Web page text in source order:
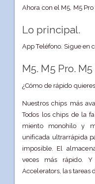
Ahora con el M5, M5 Pro
Lo principal.
App Teléfono. Sigue en
M5. M5 Pro.
¿Cómo de rápido
Nuestros chips más
Todos los chips de la
miento monohilo y
unificada ultrarrápida
imposible. El
veces más rápido.
Accelerators, las tareas